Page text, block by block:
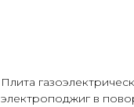
Плита
электроподжиг в